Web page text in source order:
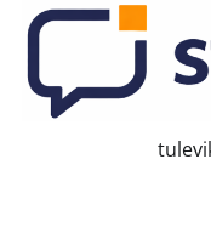
Skip
content